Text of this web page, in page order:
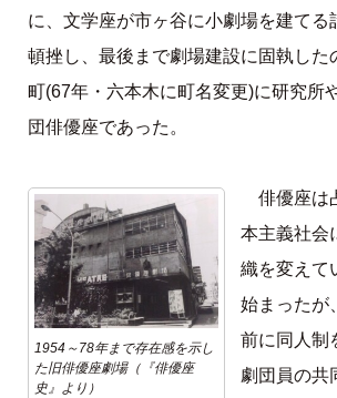
に、文学座が市ヶ谷に小劇場を建てる
頓挫し、最後まで劇場建設に固執した
町(67年・六本木に町名変更)に研究所
団俳優座であった。
1954～78年まで存在感を示し
た旧俳優座劇場（『俳優座
史』より）
俳優座は
本主義社会
織を変えて
始まったが
前に同人制
劇団員の共